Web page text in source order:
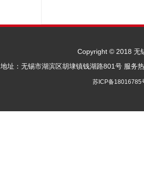
Copyright © 2018 无
地址：无锡市湖滨区胡埭镇钱湖路801号 服
苏ICP备18016785